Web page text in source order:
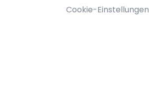
Cookie-Einstellungen